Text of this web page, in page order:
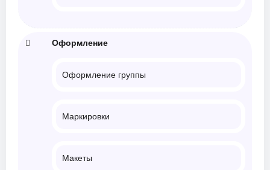
Оформление
Оформление группы
Маркировки
Макеты